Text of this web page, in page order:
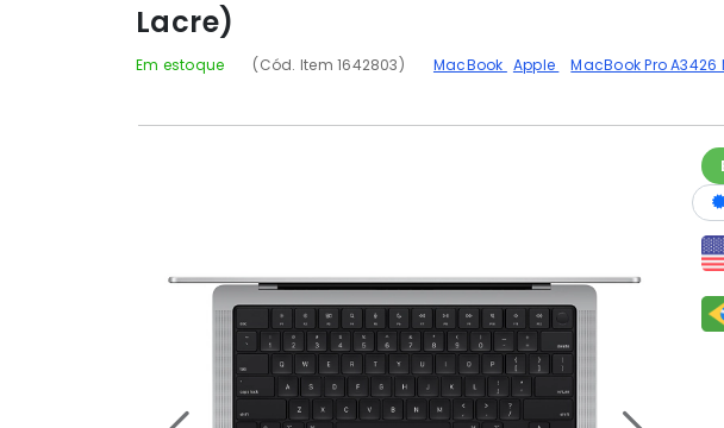
Lacre)
Em estoque (Cód. Item 1642803) MacBook Apple MacBook Pro A3426